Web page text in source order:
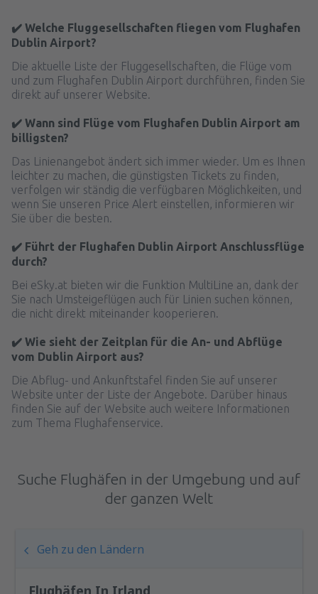
✔️ Welche Fluggesellschaften fliegen vom Flughafen
Dublin Airport?
Die aktuelle Liste der Fluggesellschaften, die Flüge vom
und zum Flughafen Dublin Airport durchführen, finden Sie
direkt auf unserer Website.
✔️ Wann sind Flüge vom Flughafen Dublin Airport am
billigsten?
Das Linienangebot ändert sich immer wieder. Um es Ihnen
leichter zu machen, die günstigsten Tickets zu finden,
verfolgen wir ständig die verfügbaren Möglichkeiten, und
wenn Sie unseren Price Alert einstellen, informieren wir
Sie über die besten.
✔️ Führt der Flughafen Dublin Airport Anschlussflüge
durch?
Bei eSky.at bieten wir die Funktion MultiLine an, dank der
Sie nach Umsteigeflügen auch für Linien suchen können,
die nicht direkt miteinander kooperieren.
✔️ Wie sieht der Zeitplan für die An- und Abflüge
vom Dublin Airport aus?
Die Abflug- und Ankunftstafel finden Sie auf unserer
Website unter der Liste der Angebote. Darüber hinaus
finden Sie auf der Website auch weitere Informationen
zum Thema Flughafenservice.
Suche Flughäfen in der Umgebung und auf
der ganzen Welt
Geh zu den Ländern
Flughäfen In Irland